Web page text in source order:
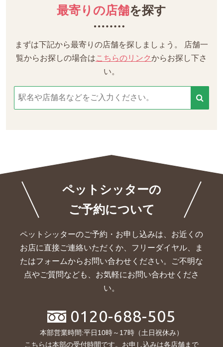
最寄りの店舗を探す
まずは下記から最寄りの店舗を探しましょう。
店舗一
覧からお探しの場合はこちらのリンクからお探し下さ
い。
ペットシッターの
ご予約について
ペットシッターのご予約・お申し込みは、お近くの
お店に直接ご連絡いただくか、 フリーダイヤル、ま
たはフォームからお問い合わせください。ご不明な
点やご質問なども、お気軽にお問い合わせくださ
い。
0120-688-505
本部営業時間:平日10時～17時（土日祝休み）
こちらは本部の受付時間です。お申し込みは各店舗まで